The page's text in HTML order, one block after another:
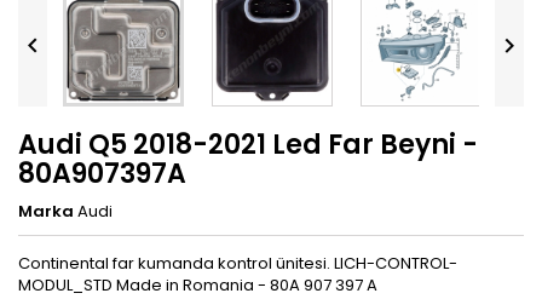
 
Audi Q5 2018-2021 Led Far Beyni -
80A907397A
Marka Audi
Continental far kumanda kontrol ünitesi. LICH-CONTROL-
MODUL_STD Made in Romania - 80A 907 397 A